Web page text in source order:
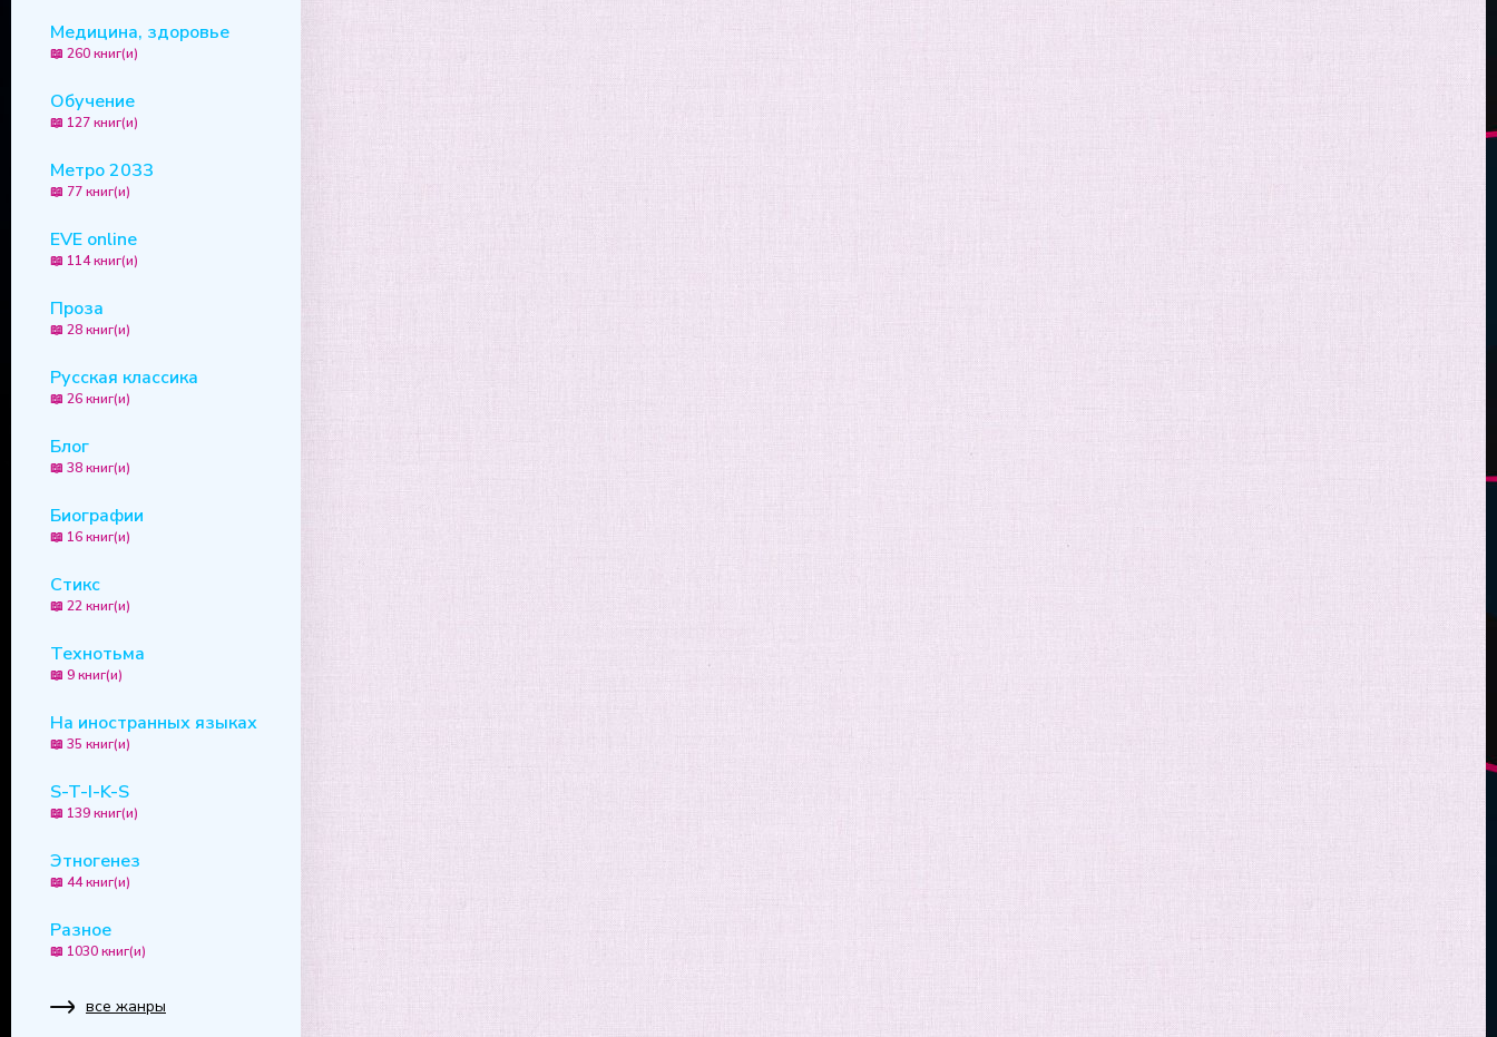
Медицина, здоровье
📖 260 книг(и)
Обучение
📖 127 книг(и)
Метро 2033
📖 77 книг(и)
EVE online
📖 114 книг(и)
Проза
📖 28 книг(и)
Русская классика
📖 26 книг(и)
Блог
📖 38 книг(и)
Биографии
📖 16 книг(и)
Стикс
📖 22 книг(и)
Технотьма
📖 9 книг(и)
На иностранных языках
📖 35 книг(и)
S-T-I-K-S
📖 139 книг(и)
Этногенез
📖 44 книг(и)
Разное
📖 1030 книг(и)
все жанры